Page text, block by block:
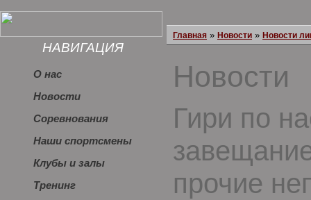
НАВИГАЦИЯ
О нас
Новости
Соревнования
Наши спортсмены
Клубы и залы
Тренинг
Главная » Новости » Новости
Новости
Гири по
прочие